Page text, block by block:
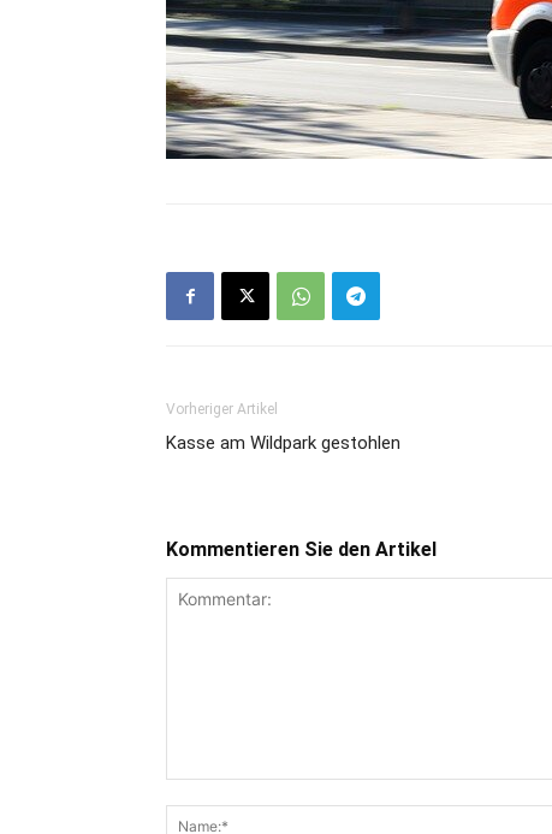
Vorheriger Artikel
Kasse am Wildpark gestohlen
Kommentieren Sie den Artikel